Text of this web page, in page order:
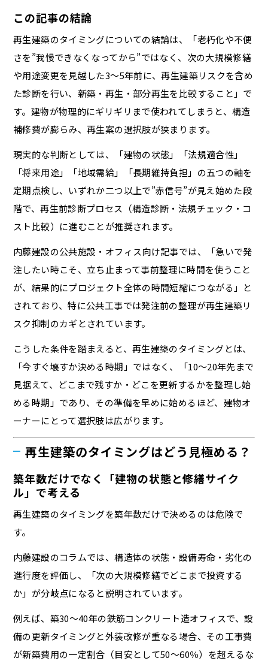
この記事の結論
再生建築のタイミングについての結論は、「老朽化や不便
さを”我慢できなくなってから”ではなく、次の大規模修繕
や用途変更を見越した3〜5年前に、再生建築リスクを含め
た診断を行い、新築・再生・部分再生を比較すること」で
す。建物が物理的にギリギリまで使われてしまうと、構造
補修費が膨らみ、再生案の選択肢が狭まります。
現実的な判断としては、「建物の状態」「法規適合性」
「将来用途」「地域需給」「長期維持負担」の五つの軸を
定期点検し、いずれか二つ以上で”赤信号”が見え始めた段
階で、再生前診断プロセス（構造診断・法規チェック・コ
スト比較）に進むことが推奨されます。
内藤建設の公共施設・オフィス向け記事では、「急いで発
注したい時こそ、立ち止まって事前整理に時間を使うこと
が、結果的にプロジェクト全体の時間短縮につながる」と
されており、特に公共工事では発注前の整理が再生建築リ
スク抑制のカギとされています。
こうした条件を踏まえると、再生建築のタイミングとは、
「今すぐ壊すか決める時期」ではなく、「10〜20年先まで
見据えて、どこまで残すか・どこを更新するかを整理し始
める時期」であり、その準備を早めに始めるほど、建物オ
ーナーにとって選択肢は広がります。
再生建築のタイミングはどう見極める？
築年数だけでなく「建物の状態と修繕サイク
ル」で考える
再生建築のタイミングを築年数だけで決めるのは危険で
す。
内藤建設のコラムでは、構造体の状態・設備寿命・劣化の
進行度を評価し、「次の大規模修繕でどこまで投資する
か」が分岐点になると説明されています。
例えば、築30〜40年の鉄筋コンクリート造オフィスで、設
備の更新タイミングと外装改修が重なる場合、その工事費
が新築費用の一定割合（目安として50〜60％）を超えるな